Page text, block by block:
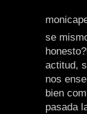
se
actitud,
nos
bien
pasada